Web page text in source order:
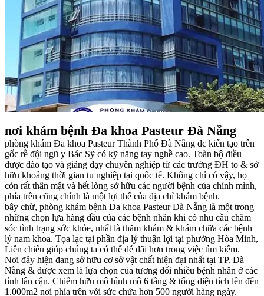
nơi khám bệnh Đa khoa Pasteur Đà Nẵng
phòng khám Đa khoa Pasteur Thành Phố Đà Nẵng đc kiến tạo trên
gốc rễ đội ngũ y Bác Sỹ có kỹ năng tay nghề cao. Toàn bộ điều
được đào tạo và giảng dạy chuyên nghiệp từ các trường ĐH to & sở
hữu khoảng thời gian tu nghiệp tại quốc tế. Không chỉ có vậy, họ
còn rất thân mật và hết lòng sở hữu các người bệnh của chính mình,
phía trên cũng chính là một lợi thế của địa chỉ khám bệnh.
bây chừ, phòng khám bệnh Đa khoa Pasteur Đà Nẵng là một trong
những chọn lựa hàng đầu của các bệnh nhân khi có nhu cầu chăm
sóc tình trạng sức khỏe, nhất là thăm khám & khám chữa các bệnh
lý nam khoa. Tọa lạc tại phần địa lý thuận lợi tại phường Hòa Minh,
Liên chiểu giúp chúng ta có thể dễ dãi hơn trong việc tìm kiếm.
Nơi đây hiện đang sở hữu cơ sở vật chất hiện đại nhất tại TP. Đà
Nẵng & được xem là lựa chọn của tương đối nhiều bệnh nhân ở các
tỉnh lân cận. Chiếm hữu mô hình mô 6 tầng & tổng diện tích lên đến
1.000m2 nơi phía trên với sức chứa hơn 500 người hàng ngày.